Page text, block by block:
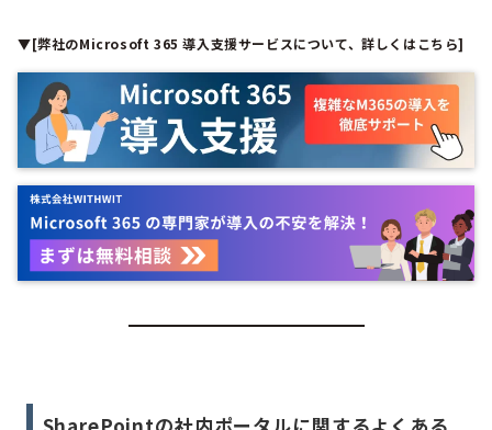
▼[弊社のMicrosoft 365 導入支援サービスについて、詳しくはこちら]